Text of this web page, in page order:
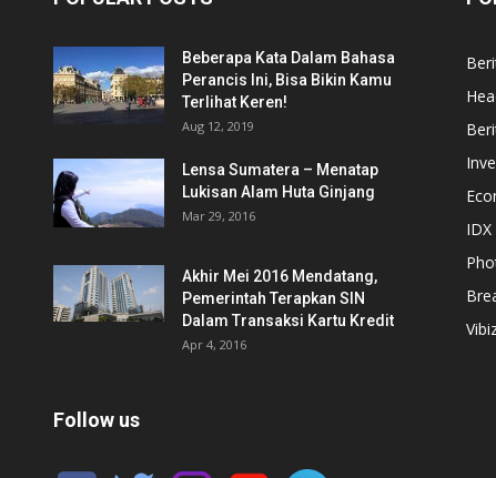
Beberapa Kata Dalam Bahasa
Perancis Ini, Bisa Bikin Kamu
Terlihat Keren!
Aug 12, 2019
Lensa Sumatera – Menatap
Lukisan Alam Huta Ginjang
Mar 29, 2016
Akhir Mei 2016 Mendatang,
Pemerintah Terapkan SIN
Dalam Transaksi Kartu Kredit
Apr 4, 2016
Follow us